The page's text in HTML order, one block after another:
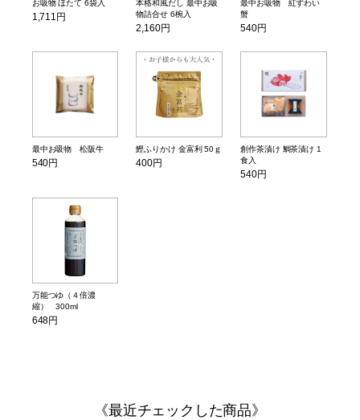
お吸物 ほたて 6袋入
1,711円
本格和風だし 最中お吸
物詰合せ 6椀入
2,160円
最中お吸物 紅ずわい
蟹
540円
最中お吸物 松阪牛
540円
鰹ふりかけ 金富利 50ｇ
400円
創作茶漬け 鯛茶漬け 1
食入
540円
万能つゆ（４倍濃
縮） 300ml
648円
最近チェックした商品